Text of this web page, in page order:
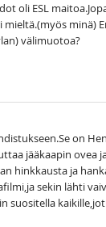
oli ESL
minä)
välimuotoa?
on
jääkaapin ovea
hinkkausta ja
sekin lähti
suositella